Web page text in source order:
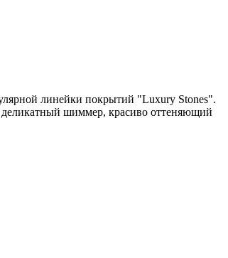
линейки покрытий "Luxury Stones".
деликатный шиммер, красиво оттеняющий